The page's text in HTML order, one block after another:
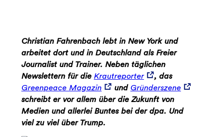
Christian Fahrenbach lebt in New York und
arbeitet dort und in Deutschland als Freier
Journalist und Trainer. Neben täglichen
Newslettern für die Krautreporter
, das
Greenpeace Magazin
und Gründerszene
schreibt er vor allem über die Zukunft von
Medien und allerlei Buntes bei der dpa. Und
viel zu viel über Trump.